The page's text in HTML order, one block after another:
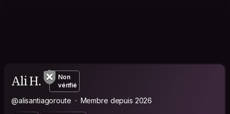
Ali H.
Non
vérifié
@alisantiagoroute Membre depuis 2026